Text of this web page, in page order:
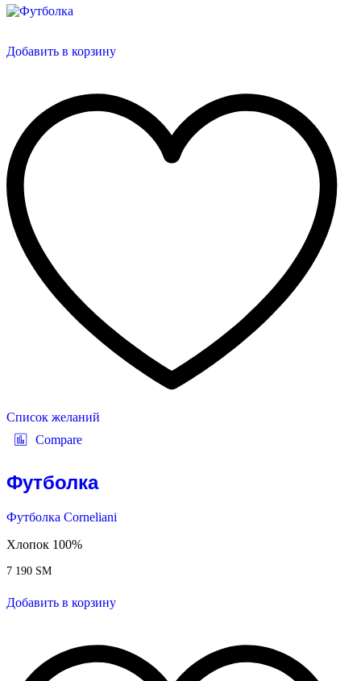
Добавить в корзину
Список желаний
Compare
Футболка
Футболка Corneliani
Хлопок 100%
7 190 ЅМ
Добавить в корзину